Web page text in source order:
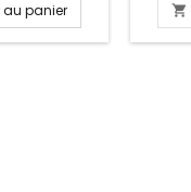
au panier 